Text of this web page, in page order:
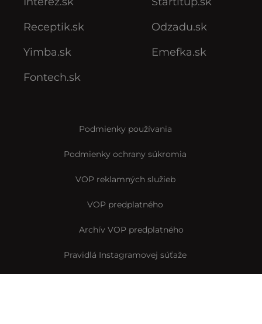
Receptik.sk
Yimba.sk
Fontech.sk
Odzadu.sk
Emefka.sk
Podmienky používania
Podmienky ochrany súkromia
VOP reklamných služieb
VOP predplatného
Archív VOP predplatného
Pravidlá Instagramovej súťaže